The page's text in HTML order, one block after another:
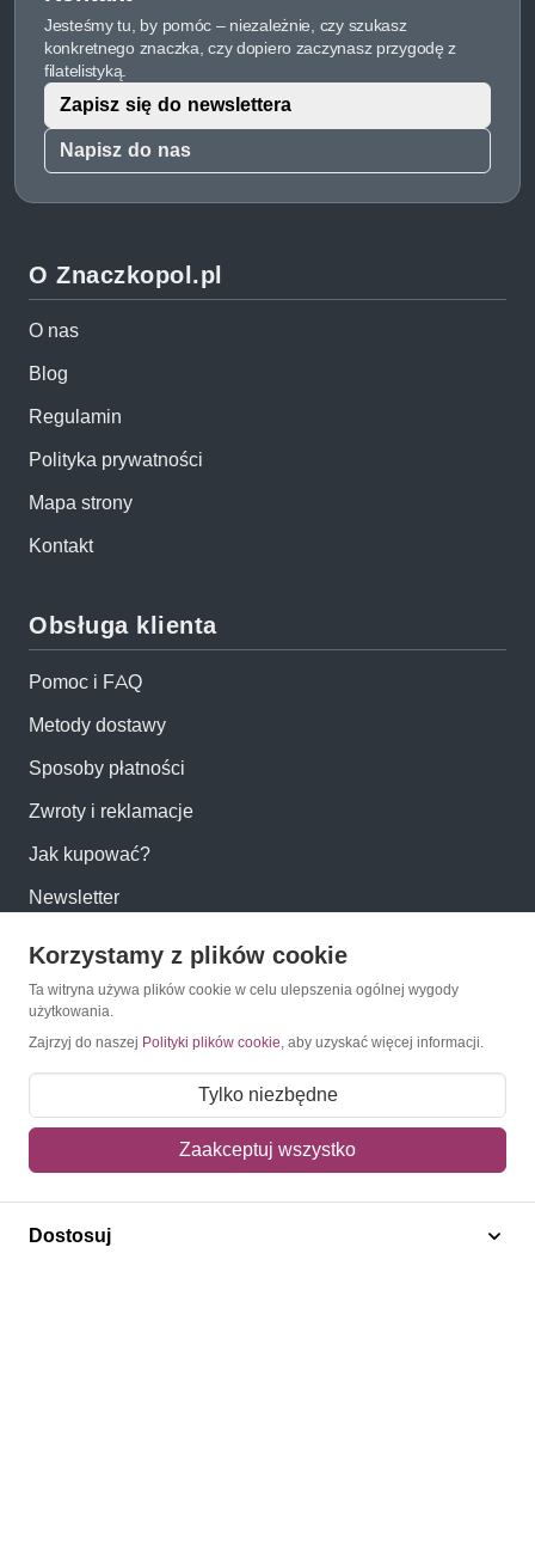
Jesteśmy tu, by pomóc – niezależnie, czy szukasz
konkretnego znaczka, czy dopiero zaczynasz przygodę z
filatelistyką.
Napisz do nas
Zapisz się do newslettera
O Znaczkopol.pl
O nas
Blog
Regulamin
Polityka prywatności
Mapa strony
Kontakt
Obsługa klienta
Pomoc i FAQ
Metody dostawy
Sposoby płatności
Zwroty i reklamacje
Jak kupować?
Newsletter
Konto
Moje konto
Moje zamówienia
Mój koszyk
Adres dostawy
Polecamy
Korzystamy z plików cookie
Ta witryna używa plików cookie w celu ulepszenia ogólnej wygody
użytkowania.
Zajrzyj do naszej Polityki plików cookie, aby uzyskać więcej informacji.
Tylko niezbędne
Zaakceptuj wszystko
Dostosuj